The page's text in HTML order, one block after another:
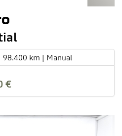
98.400 km | Manual
€